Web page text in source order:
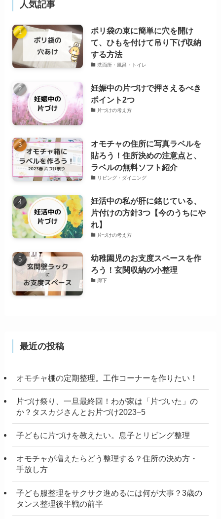
人気記事
ポリ袋の束に簡単に穴を開け
て、ひもを付けて吊り下げ収納
する方法
洗面所・風呂・トイレ
妊娠中の片づけで押さえるべき
ポイント2つ
片づけの考え方
オモチャの住所に写真ラベルを
貼ろう！住所決めの注意点と、
ラベルの無料ソフト紹介
リビング・ダイニング
妊活中の私が肝に銘じている、
片付けの方針3つ【今のうちにや
れ】
片づけの考え方
幼稚園児のお支度スペースを作
ろう！玄関収納の小整理
廊下
最近の投稿
オモチャ棚の定期整理。工作コーナーを作りたい！
片づけ祭り、一旦最終回！わが家は「片づいた」の
か？タスカジさんとお片づけ2023−5
子どもに片づけを教えたい。息子とリビング整理
オモチャが増えたらどう整理する？住所の決め方・
手放し方
子ども服整理をサクサク進めるには何が大事？3歳の
タンス整理後半戦の前半